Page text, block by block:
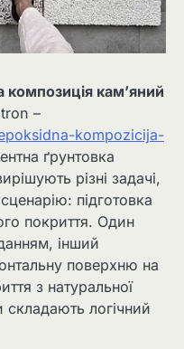
композиція кам’яний
–
kompozicija-
ґрунтовка
різні задачі,
підготовка
покриття. Один
інший
поверхню на
з натуральної
складають логічний